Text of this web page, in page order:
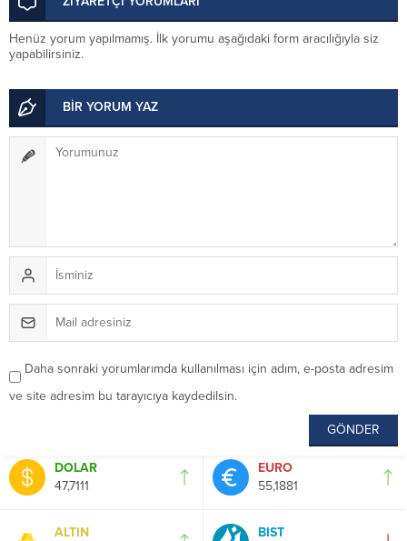
DOLAR
47,7111
EURO
55,1881
ALTIN
BIST
Henüz yorum yapılmamış. İlk yorumu aşağıdaki form aracılığıyla siz
yapabilirsiniz.
BİR YORUM YAZ
Daha sonraki yorumlarımda kullanılması için adım, e-posta adresim
ve site adresim bu tarayıcıya kaydedilsin.